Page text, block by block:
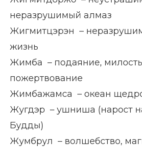
неразрушимый алмаз
Жигмитцэрэн –
жизнь
Жимба – подаяние,
пожертвование
Жимбажамса – океан
Жугдэр – ушниша (нарост
Будды)
Жумбрул – волшебство,